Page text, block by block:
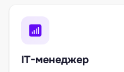
IT-менеджер